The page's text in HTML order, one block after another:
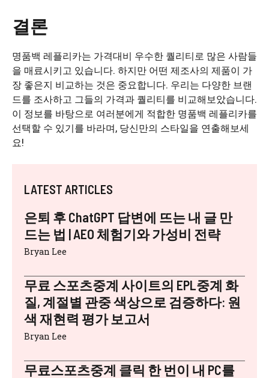
결론
명품백 레플리카는 가격대비 우수한 퀄리티로 많은 사람들
을 매료시키고 있습니다. 하지만 어떤 제조사의 제품이 가
장 좋은지 비교하는 것은 중요합니다. 우리는 다양한 브랜
드를 조사하고 그들의 가격과 퀄리티를 비교해보았습니다.
이 정보를 바탕으로 여러분에게 적합한 명품백 레플리카를
선택할 수 있기를 바라며, 당신만의 스타일을 연출해보세
요!
LATEST ARTICLES
은퇴 후 ChatGPT 답변에 뜨는 내 글 만
드는 법 | AEO 체험기와 가성비 전략
Bryan Lee
무료 스포츠중계 사이트의 EPL중계 화
질, 계절별 관중 색상으로 검증하다: 원
색 재현력 평가 보고서
Bryan Lee
무료스포츠중계 클릭 한 번이 내 PC를